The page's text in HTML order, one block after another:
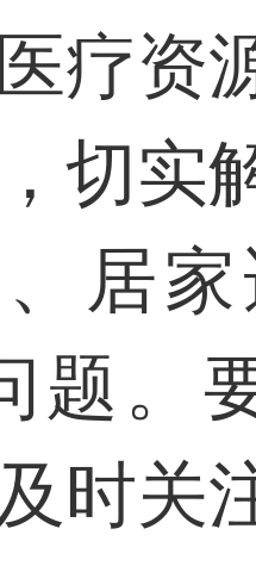
疗资
切实
居
题。
时关